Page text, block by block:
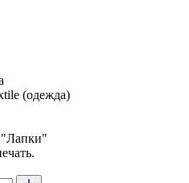
(одежда)
"Лапки"